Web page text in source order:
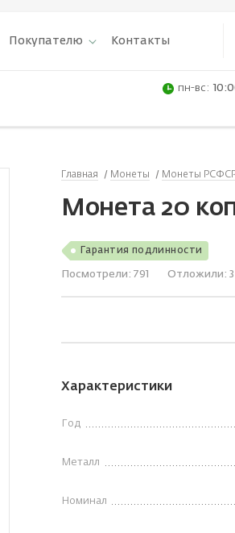
Покупателю Контакты
пн-вс:
Главная Монеты Монеты
Монета 20
Гарантия подлинности
Посмотрели: 791 Отложили: 3
Характеристики
Год
Металл
Номинал